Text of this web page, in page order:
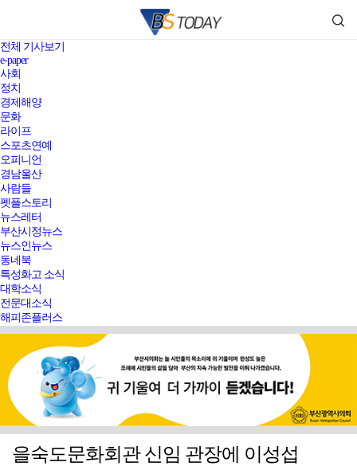
전체 기사보기
e-paper
사회
정치
경제해양
문화
라이프
스포츠연예
오피니언
경남울산
사람들
펫플스토리
뉴스레터
부산시정뉴스
뉴스인뉴스
동네북
특성화고 소식
대학소식
전문대소식
해피존플러스
을숙도문화회관 신임 관장에 이성섭